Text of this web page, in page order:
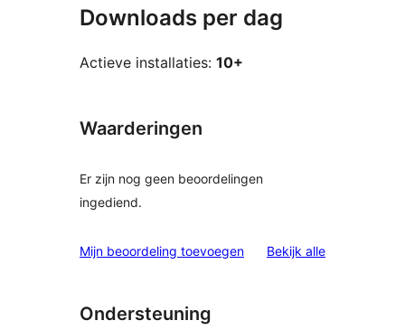
Downloads per dag
Actieve installaties: 10+
Waarderingen
Er zijn nog geen beoordelingen
ingediend.
Mijn beoordeling toevoegen Bekijk alle
Ondersteuning